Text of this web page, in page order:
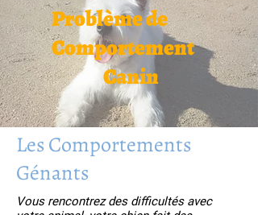
Problème de
Comportement
Canin
Les Comportements
Génants
Vous rencontrez des difficultés avec